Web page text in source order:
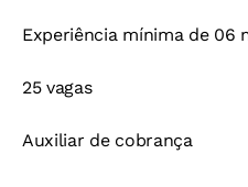
Experiência mínima de 06
25 vagas
Auxiliar de cobrança